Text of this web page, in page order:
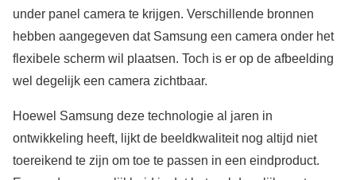
under panel camera te krijgen. Verschillende bronnen
hebben aangegeven dat Samsung een camera onder het
flexibele scherm wil plaatsen. Toch is er op de afbeelding
wel degelijk een camera zichtbaar.
Hoewel Samsung deze technologie al jaren in
ontwikkeling heeft, lijkt de beeldkwaliteit nog altijd niet
toereikend te zijn om toe te passen in een eindproduct.